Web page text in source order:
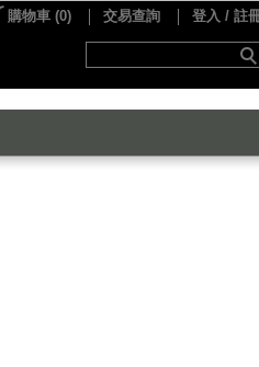
購物車 (0) 交易查詢 登入 / 註